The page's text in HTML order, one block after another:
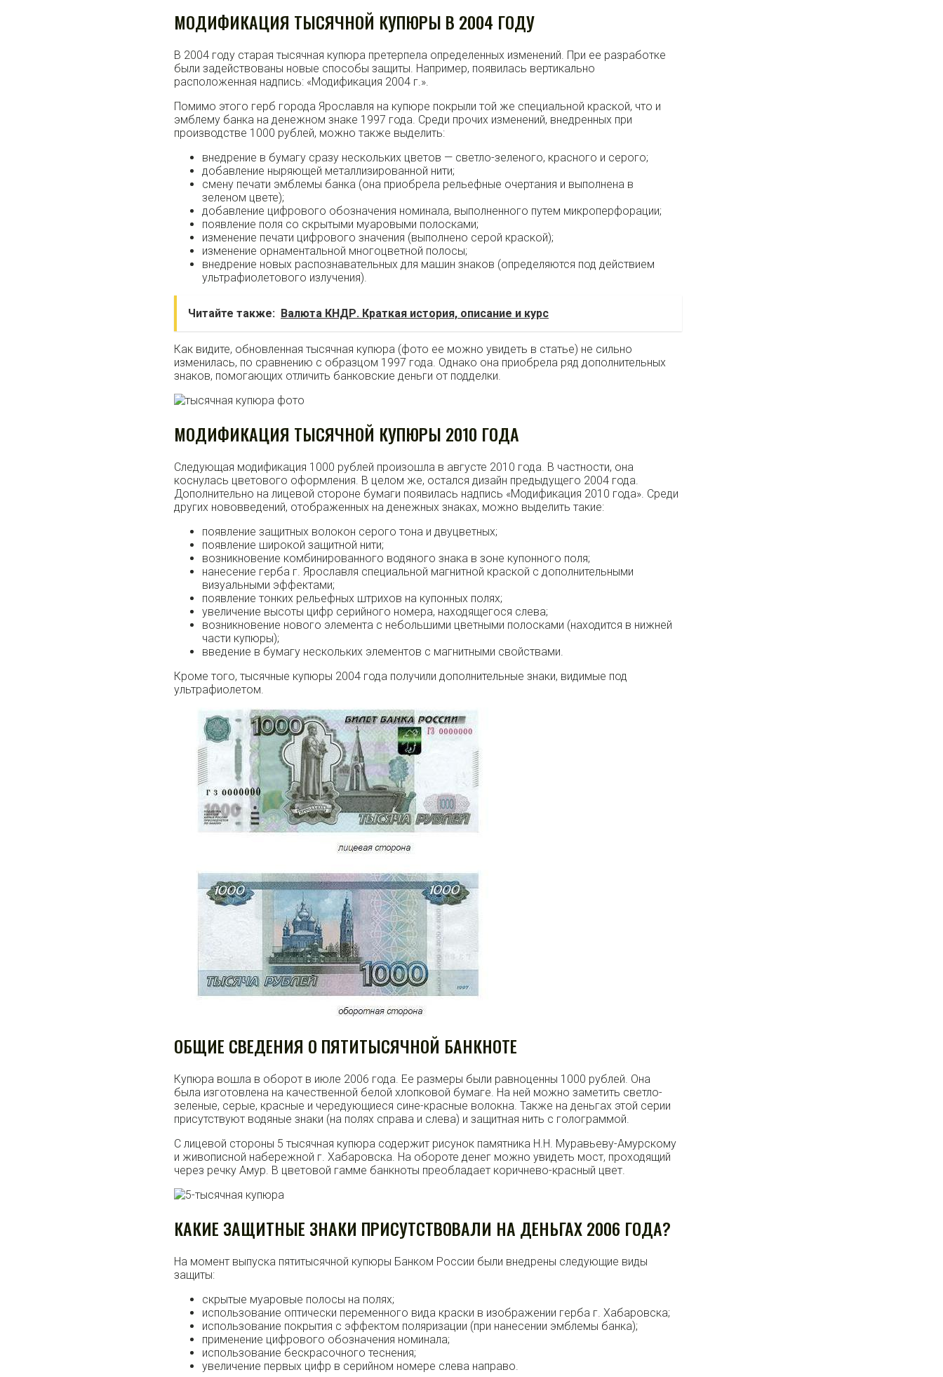
МОДИФИКАЦИЯ ТЫСЯЧНОЙ КУПЮРЫ В 2004 ГОДУ
В 2004 году старая тысячная купюра претерпела определенных изменений. При ее разработке
были задействованы новые способы защиты. Например, появилась вертикально
расположенная надпись: «Модификация 2004 г.».
Помимо этого герб города Ярославля на купюре покрыли той же специальной краской, что и
эмблему банка на денежном знаке 1997 года. Среди прочих изменений, внедренных при
производстве 1000 рублей, можно также выделить:
внедрение в бумагу сразу нескольких цветов — светло-зеленого, красного и серого;
добавление ныряющей металлизированной нити;
смену печати эмблемы банка (она приобрела рельефные очертания и выполнена в
зеленом цвете);
добавление цифрового обозначения номинала, выполненного путем микроперфорации;
появление поля со скрытыми муаровыми полосками;
изменение печати цифрового значения (выполнено серой краской);
изменение орнаментальной многоцветной полосы;
внедрение новых распознавательных для машин знаков (определяются под действием
ультрафиолетового излучения).
Читайте также: Валюта КНДР. Краткая история, описание и курс
Как видите, обновленная тысячная купюра (фото ее можно увидеть в статье) не сильно
изменилась, по сравнению с образцом 1997 года. Однако она приобрела ряд дополнительных
знаков, помогающих отличить банковские деньги от подделки.
МОДИФИКАЦИЯ ТЫСЯЧНОЙ КУПЮРЫ 2010 ГОДА
Следующая модификация 1000 рублей произошла в августе 2010 года. В частности, она
коснулась цветового оформления. В целом же, остался дизайн предыдущего 2004 года.
Дополнительно на лицевой стороне бумаги появилась надпись «Модификация 2010 года». Среди
других нововведений, отображенных на денежных знаках, можно выделить такие:
появление защитных волокон серого тона и двуцветных;
появление широкой защитной нити;
возникновение комбинированного водяного знака в зоне купонного поля;
нанесение герба г. Ярославля специальной магнитной краской с дополнительными
визуальными эффектами;
появление тонких рельефных штрихов на купонных полях;
увеличение высоты цифр серийного номера, находящегося слева;
возникновение нового элемента с небольшими цветными полосками (находится в нижней
части купюры);
введение в бумагу нескольких элементов с магнитными свойствами.
Кроме того, тысячные купюры 2004 года получили дополнительные знаки, видимые под
ультрафиолетом.
ОБЩИЕ СВЕДЕНИЯ О ПЯТИТЫСЯЧНОЙ БАНКНОТЕ
Купюра вошла в оборот в июле 2006 года. Ее размеры были равноценны 1000 рублей. Она
была изготовлена на качественной белой хлопковой бумаге. На ней можно заметить светло-
зеленые, серые, красные и чередующиеся сине-красные волокна. Также на деньгах этой серии
присутствуют водяные знаки (на полях справа и слева) и защитная нить с голограммой.
С лицевой стороны 5 тысячная купюра содержит рисунок памятника Н.Н. Муравьеву-Амурскому
и живописной набережной г. Хабаровска. На обороте денег можно увидеть мост, проходящий
через речку Амур. В цветовой гамме банкноты преобладает коричнево-красный цвет.
КАКИЕ ЗАЩИТНЫЕ ЗНАКИ ПРИСУТСТВОВАЛИ НА ДЕНЬГАХ 2006 ГОДА?
На момент выпуска пятитысячной купюры Банком России были внедрены следующие виды
защиты:
скрытые муаровые полосы на полях;
использование оптически переменного вида краски в изображении герба г. Хабаровска;
использование покрытия с эффектом поляризации (при нанесении эмблемы банка);
применение цифрового обозначения номинала;
использование бескрасочного теснения;
увеличение первых цифр в серийном номере слева направо.